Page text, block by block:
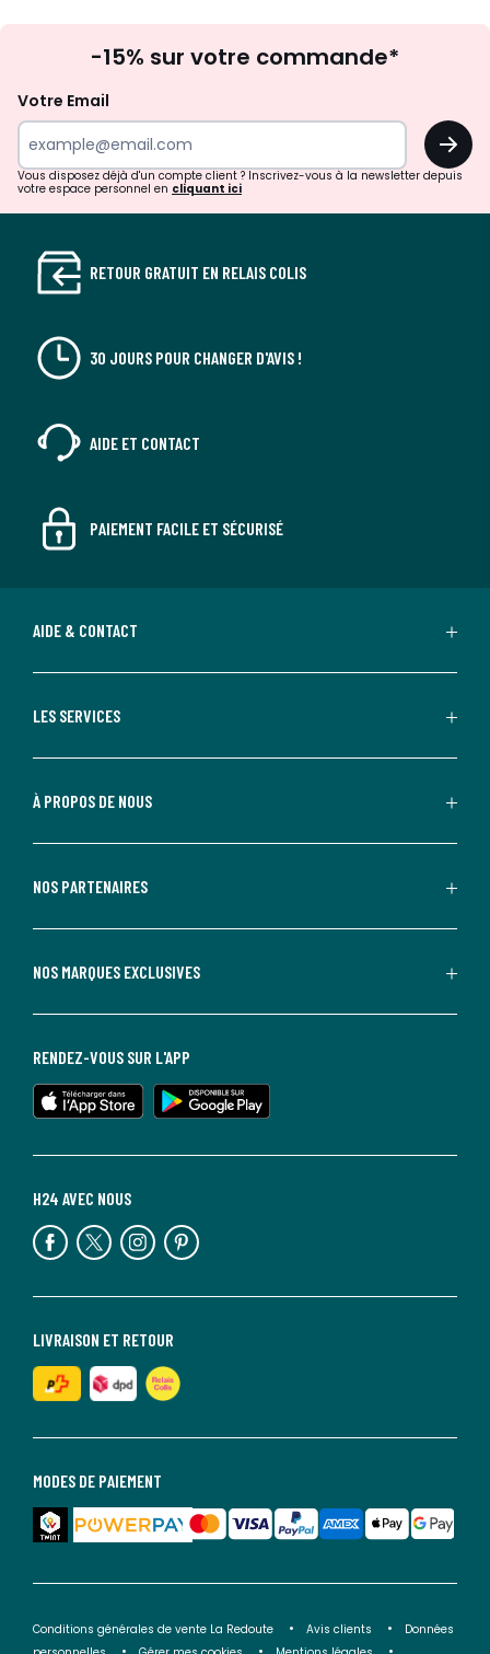
à
newsletter
-15% sur votre commande*
Votre Email
OK
Vous disposez déjà d'un compte client ? Inscrivez-vous à la newsletter depuis
votre espace personnel en cliquant ici
RETOUR GRATUIT EN RELAIS COLIS
30 JOURS POUR CHANGER D'AVIS !
AIDE ET CONTACT
PAIEMENT FACILE ET SÉCURISÉ
AIDE & CONTACT
LES SERVICES
À PROPOS DE NOUS
NOS PARTENAIRES
NOS MARQUES EXCLUSIVES
MODES DE PAIEMENT
LIVRAISON ET RETOUR
H24 AVEC NOUS
RENDEZ-VOUS SUR L'APP
Conditions générales de vente La Redoute Avis clients
Données